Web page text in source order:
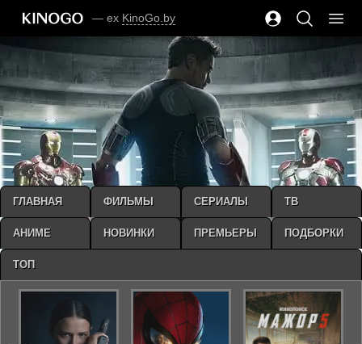
— ex KinoGo.by
ГЛАВНАЯ ФИЛЬМЫ СЕРИАЛЫ ТВ
АНИМЕ НОВИНКИ ПРЕМЬЕРЫ ПОДБОРКИ
ТОП